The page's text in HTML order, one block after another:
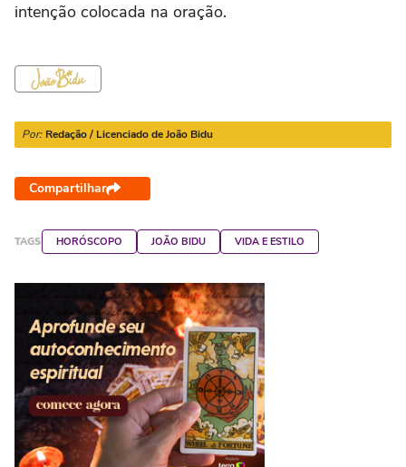
intenção colocada na oração.
Por: Redação / Licenciado de João Bidu
Compartilhar
TAGS HORÓSCOPO JOÃO BIDU VIDA E ESTILO